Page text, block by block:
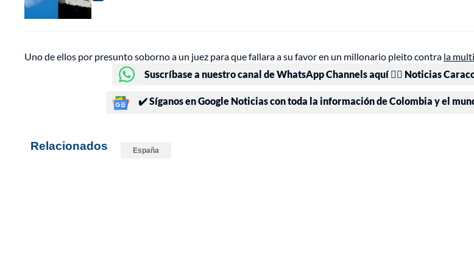
Uno de ellos por presunto soborno a un juez para que fallara a su favor en un millonario pleito contra la
Suscríbase a nuestro canal de WhatsApp Channels aquí 👉🏻 Noticias
✔️ Síganos en Google Noticias con toda la información de Colombia y el
Relacionados España